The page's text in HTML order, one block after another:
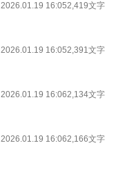
2026.01.19 16:052,419文字
2026.01.19 16:052,391文字
2026.01.19 16:062,134文字
2026.01.19 16:062,166文字